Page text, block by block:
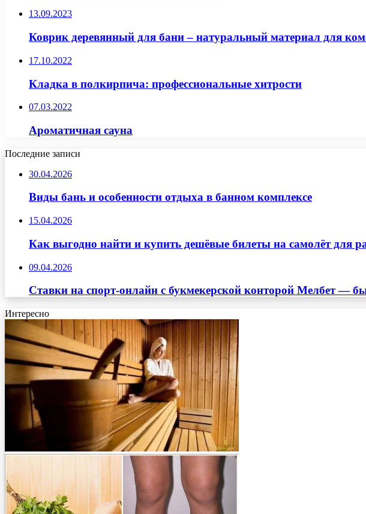
13.09.2023
Коврик деревянный для бани – натуральный материал для
17.10.2022
Кладка в полкирпича: профессиональные хитрости
07.03.2022
Ароматичная сауна
Последние записи
30.04.2026
Виды бань и особенности отдыха в банном комплексе
15.04.2026
Как выгодно найти и купить дешёвые билеты на самолёт для
09.04.2026
Ставки на спорт-онлайн с букмекерской конторой Мелбет —
Интересно